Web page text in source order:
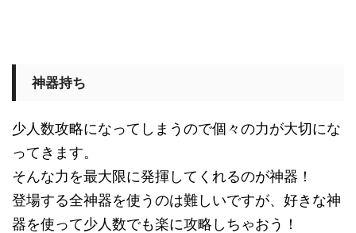
神器持ち
少人数攻略になってしまうので個々の力が大切にな
ってきます。
そんな力を最大限に発揮してくれるのが神器！
登場する全神器を使うのは難しいですが、好きな神
器を使って少人数でも楽に攻略しちゃおう！